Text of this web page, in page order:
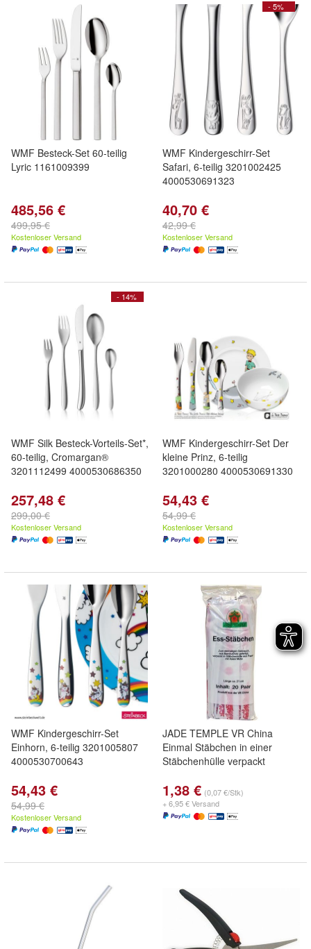
WMF Besteck-Set 60-teilig
Lyric 1161009399
485,56 €
499,95 €
Kostenloser Versand
- 5%
WMF Kindergeschirr-Set
Safari, 6-teilig 3201002425
4000530691323
40,70 €
42,99 €
Kostenloser Versand
- 14%
WMF Silk Besteck-Vorteils-Set*,
60-teilig, Cromargan®
3201112499 4000530686350
257,48 €
299,00 €
Kostenloser Versand
WMF Kindergeschirr-Set Der
kleine Prinz, 6-teilig
3201000280 4000530691330
54,43 €
54,99 €
Kostenloser Versand
WMF Kindergeschirr-Set
Einhorn, 6-teilig 3201005807
4000530700643
54,43 €
54,99 €
Kostenloser Versand
JADE TEMPLE VR China
Einmal Stäbchen in einer
Stäbchenhülle verpackt
1,38 € (0,07 €/Stk)
+ 6,95 € Versand